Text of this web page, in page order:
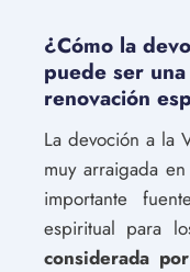
¿Cómo la
puede ser
renovación
La devoción a la
muy arraigada
importante
espiritual para
considerada